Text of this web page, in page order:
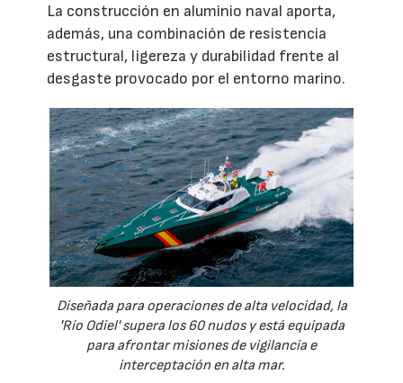
La construcción en aluminio naval aporta,
además, una combinación de resistencia
estructural, ligereza y durabilidad frente al
desgaste provocado por el entorno marino.
Diseñada para operaciones de alta velocidad, la
'Río Odiel' supera los 60 nudos y está equipada
para afrontar misiones de vigilancia e
interceptación en alta mar.